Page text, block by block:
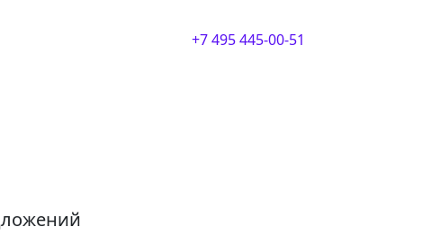
+7 495 445-00-51